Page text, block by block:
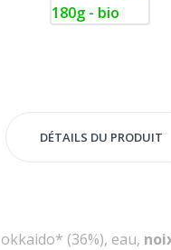
DÉTAILS DU PRODUIT
(36%), eau,